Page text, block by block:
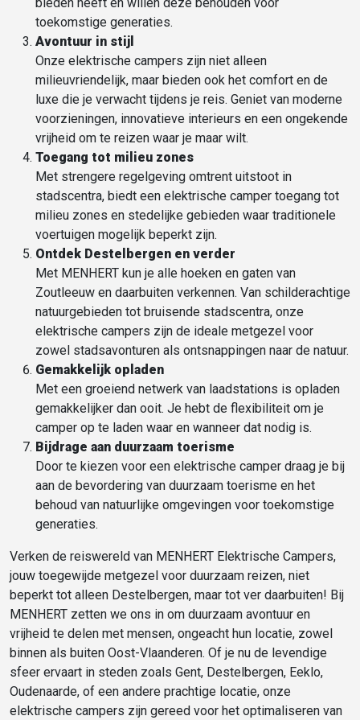
toekomstige generaties.
Avontuur in stijl
Onze elektrische campers zijn niet alleen
milieuvriendelijk, maar bieden ook het comfort en de
luxe die je verwacht tijdens je reis. Geniet van moderne
voorzieningen, innovatieve interieurs en een ongekende
vrijheid om te reizen waar je maar wilt.
Toegang tot milieu zones
Met strengere regelgeving omtrent uitstoot in
stadscentra, biedt een elektrische camper toegang tot
milieu zones en stedelijke gebieden waar traditionele
voertuigen mogelijk beperkt zijn.
Ontdek Destelbergen en verder
Met MENHERT kun je alle hoeken en gaten van
Zoutleeuw en daarbuiten verkennen. Van schilderachtige
natuurgebieden tot bruisende stadscentra, onze
elektrische campers zijn de ideale metgezel voor
zowel stadsavonturen als ontsnappingen naar de natuur.
Gemakkelijk opladen
Met een groeiend netwerk van laadstations is opladen
gemakkelijker dan ooit. Je hebt de flexibiliteit om je
camper op te laden waar en wanneer dat nodig is.
Bijdrage aan duurzaam toerisme
Door te kiezen voor een elektrische camper draag je bij
aan de bevordering van duurzaam toerisme en het
behoud van natuurlijke omgevingen voor toekomstige
generaties.
Verken de reiswereld van MENHERT Elektrische Campers,
jouw toegewijde metgezel voor duurzaam reizen, niet
beperkt tot alleen Destelbergen, maar tot ver daarbuiten! Bij
MENHERT zetten we ons in om duurzaam avontuur en
vrijheid te delen met mensen, ongeacht hun locatie, zowel
binnen als buiten Oost-Vlaanderen. Of je nu de levendige
sfeer ervaart in steden zoals Gent, Destelbergen, Eeklo,
Oudenaarde, of een andere prachtige locatie, onze
elektrische campers zijn gereed voor het optimaliseren van